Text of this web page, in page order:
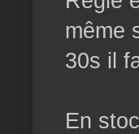
même
30s il
En